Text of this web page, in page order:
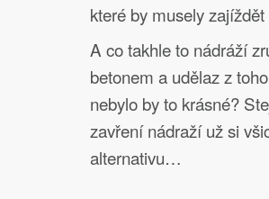
které by musely
A co takhle to nádráží
betonem a udělaz z
nebylo by to krásné?
zavření nádraží už si
alternativu…